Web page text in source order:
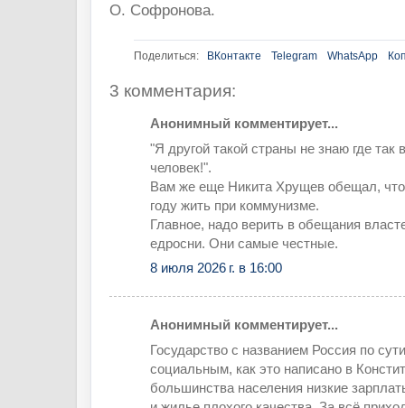
О. Софронова.
Поделиться: ВКонтакте Telegram WhatsApp
3 комментария:
Анонимный комментирует...
"Я другой такой страны не знаю где
человек!".
Вам же еще Никита Хрущев обещал, что
году жить при коммунизме.
Главное, надо верить в обещания
едросни. Они самые честные.
8 июля 2026 г. в 16:00
Анонимный комментирует...
Государство с названием Россия по
социальным, как это написано в
большинства населения низкие